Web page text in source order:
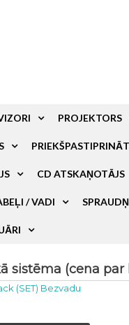
PROJEKTORS
CD ATSKAŅOTĀJS
/ VADI
sistēma (cena par
(SET) Bezvadu